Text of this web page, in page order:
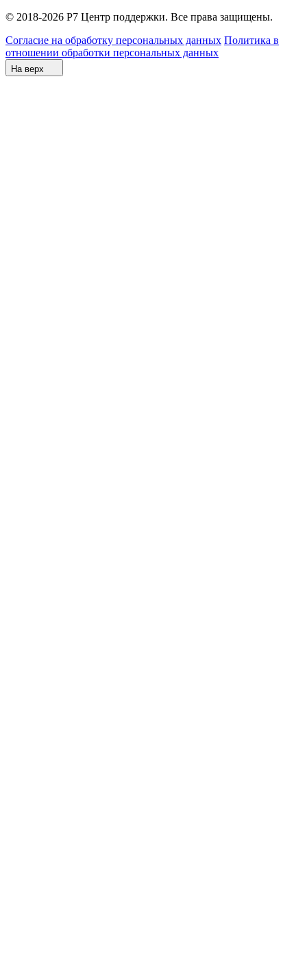
© 2018-2026 Р7 Центр поддержки. Все права защищены.
Согласие на обработку персональных данных Политика в
отношении обработки персональных данных
На верх